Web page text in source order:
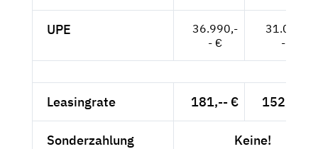
UPE
36.990,-
- €
31.084,-
- €
Leasingrate 181,-- € 152,10 €
Sonderzahlung Keine!